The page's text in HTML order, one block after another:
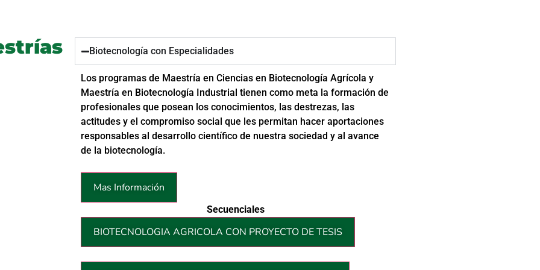
Biotecnología con Especialidades
Los programas de Maestría en Ciencias en Biotecnología Agrícola y
Maestría en Biotecnología Industrial tienen como meta la formación de
profesionales que posean los conocimientos, las destrezas, las
actitudes y el compromiso social que les permitan hacer aportaciones
responsables al desarrollo científico de nuestra sociedad y al avance
de la biotecnología.
Mas Información
Secuenciales
BIOTECNOLOGIA AGRICOLA CON PROYECTO DE TESIS